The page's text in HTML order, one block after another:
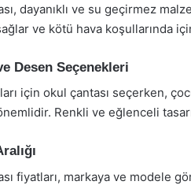
dayanıklı ve su geçirmez
ve kötü hava koşullarında
Desen Seçenekleri
için okul çantası seçerken,
Renkli ve eğlenceli
fiyatları, markaya ve modele